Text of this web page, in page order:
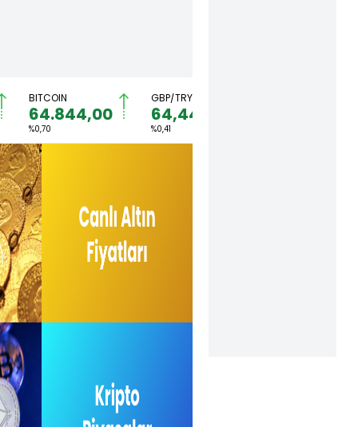
BITCOIN
64.844,00
%0,70
GBP/TRY
64,4492
%0,41